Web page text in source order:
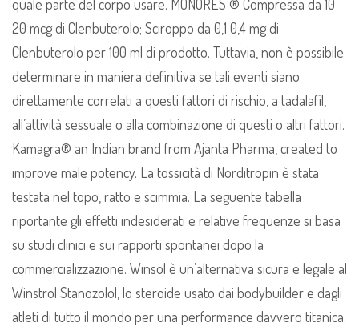
quale parte del corpo usare. MONORES ® Compressa da 10
20 mcg di Clenbuterolo; Sciroppo da 0,1 0,4 mg di
Clenbuterolo per 100 ml di prodotto. Tuttavia, non è possibile
determinare in maniera definitiva se tali eventi siano
direttamente correlati a questi fattori di rischio, a tadalafil,
all’attività sessuale o alla combinazione di questi o altri fattori.
Kamagra® an Indian brand from Ajanta Pharma, created to
improve male potency. La tossicità di Norditropin è stata
testata nel topo, ratto e scimmia. La seguente tabella
riportante gli effetti indesiderati e relative frequenze si basa
su studi clinici e sui rapporti spontanei dopo la
commercializzazione. Winsol è un’alternativa sicura e legale al
Winstrol Stanozolol, lo steroide usato dai bodybuilder e dagli
atleti di tutto il mondo per una performance davvero titanica.